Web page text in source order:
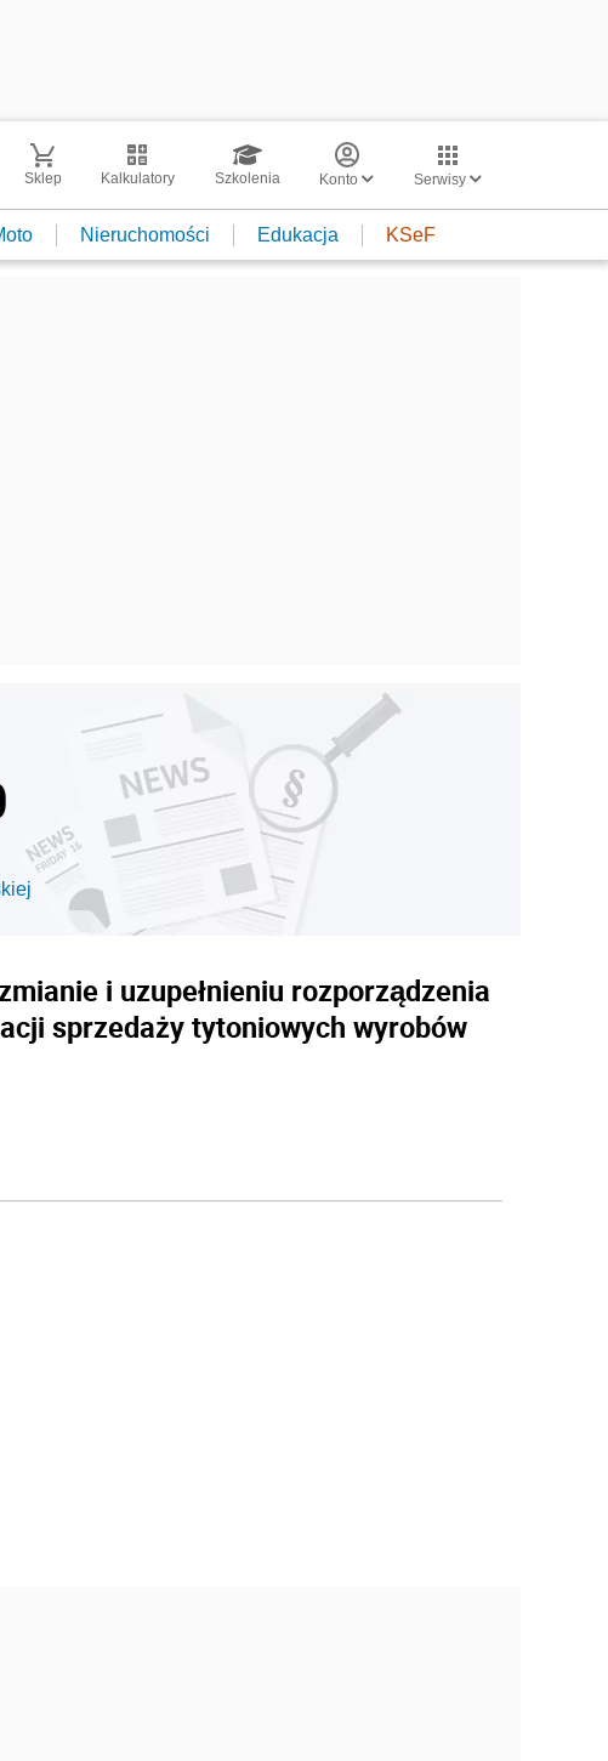
Sklep Kalkulatory Szkolenia Konto Serwisy
Nieruchomości Edukacja KSeF
i uzupełnieniu rozporządzenia
sprzedaży tytoniowych wyrobów